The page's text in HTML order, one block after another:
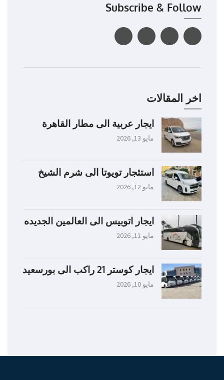
Subscribe & Follow
اخر المقالات
ايجار عربية الى مطار القاهرة
مايو 13, 2026
استئجار تويوتا الى شرم الشيخ
مايو 12, 2026
ايجار اتوبيس الى العالمين الجديده
مايو 11, 2026
ايجار كوستر 21 راكب الى بورسعيد
مايو 10, 2026